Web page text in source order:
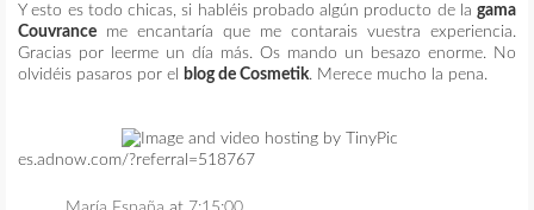
Y esto es todo chicas, si habléis probado algún producto de la gama
Couvrance me encantaría que me contarais vuestra experiencia.
Gracias por leerme un día más. Os mando un besazo enorme. No
olvidéis pasaros por el
blog de Cosmetik. Merece mucho la pena.
es.adnow.com/?referral=518767